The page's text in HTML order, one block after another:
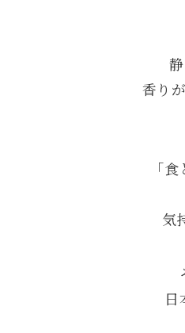
香り
「
気